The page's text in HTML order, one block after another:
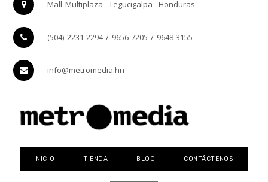
Mall Multiplaza Tegucigalpa Honduras
(504) 2231-2294 / 9656-7205 / 9648-3155
info@metromedia.hn
INICIO TIENDA BLOG CONTÁCTENOS